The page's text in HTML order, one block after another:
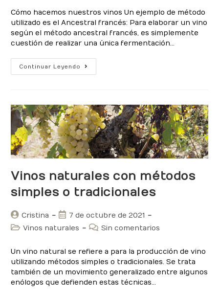
la
entrada:
la
entrada:
Cómo hacemos nuestros vinos Un ejemplo de método
utilizado es el Ancestral francés: Para elaborar un vino
según el método ancestral francés, es simplemente
cuestión de realizar una única fermentación…
Continuar Leyendo
ancestrales
de
vinos
Vinos naturales con métodos
simples o tradicionales
Autor
de
Cristina
Publicación
de
7 de octubre de 2021
Categoría
la
entrada:
Vinos naturales
Comentarios
la
entrada:
Sin comentarios
Un vino natural se refiere a para la producción de vino
utilizando métodos simples o tradicionales. Se trata
también de un movimiento generalizado entre algunos
enólogos que defienden estas técnicas…